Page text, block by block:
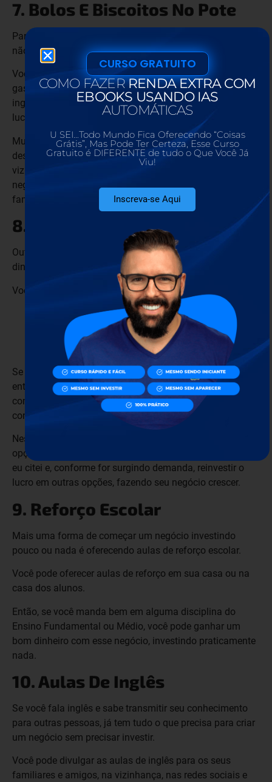
7. Bolos E Biscoitos No Pote
Para essa ideia, você vai precisar investir dinheiro, porém,
não é muito.
Você pode começar com poucas opções, sem precisar
gastar com muitos ingredientes, comprar os materiais e
ingredientes necessários para começar e reinvestir o
lucro, nesse início.
Muita gente começa um negócio desse tipo de forma
despretensiosa, vendendo na faculdade, no trabalho, na
vizinhança, para os amigos e familiares e faz desse
negócio sua principal fonte de renda, envolvendo toda a
família.
8. Marmita Congelada
Outro negócio que você pode começar com pouco
dinheiro é fazer marmita congelada para vender.
Você pode fazer diferentes tipos de marmitas como:
fit;
Vegetariana;
Vegana;
Low carb…
Se for possível, você pode fazer também o serviço de
entrega, sem cobrar nada por isso, para maior
comodidade do seu cliente e para se diferenciar da
concorrência.
Nessa ideia, você também pode começar com poucas
opções, escolher apenas um desses tipos de marmita que
eu citei e, conforme for surgindo demanda, reinvestir o
lucro em outras opções, fazendo seu negócio crescer.
9. Reforço Escolar
Mais uma forma de começar um negócio investindo
pouco ou nada é oferecendo aulas de reforço escolar.
Você pode oferecer aulas de reforço em sua casa ou na
casa dos alunos.
Então, se você manda bem em alguma disciplina do
Ensino Fundamental ou Médio, você pode ganhar um
bom dinheiro com esse negócio, investindo praticamente
nada.
10. Aulas De Inglês
Se você fala inglês e sabe transmitir seu conhecimento
para outras pessoas, já tem tudo o que precisa para criar
um negócio sem precisar investir.
Você pode divulgar as aulas de inglês para os seus
familiares e amigos, na vizinhança, nas redes sociais e
CURSO GRATUITO
COMO FAZERRENDA EXTRA COM
EBOOKS USANDO IAS
AUTOMÁTICAS
U SEI…Todo Mundo Fica Oferecendo “Coisas
Grátis”, Mas Pode Ter Certeza, Esse Curso
Gratuito é DIFERENTE de tudo o Que Você Já
Viu!
Inscreva-se Aqui